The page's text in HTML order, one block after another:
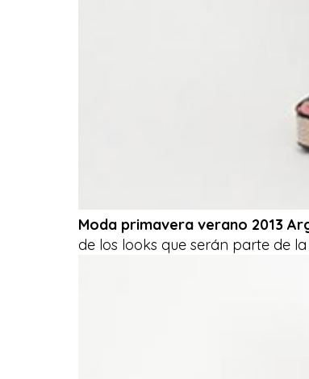
Moda primavera verano 2013
de los looks que serán parte de